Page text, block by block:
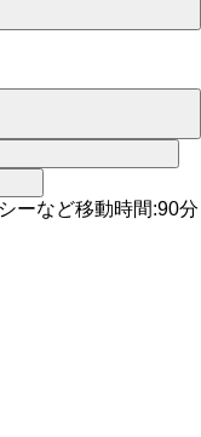
ーなど移動時間:90分